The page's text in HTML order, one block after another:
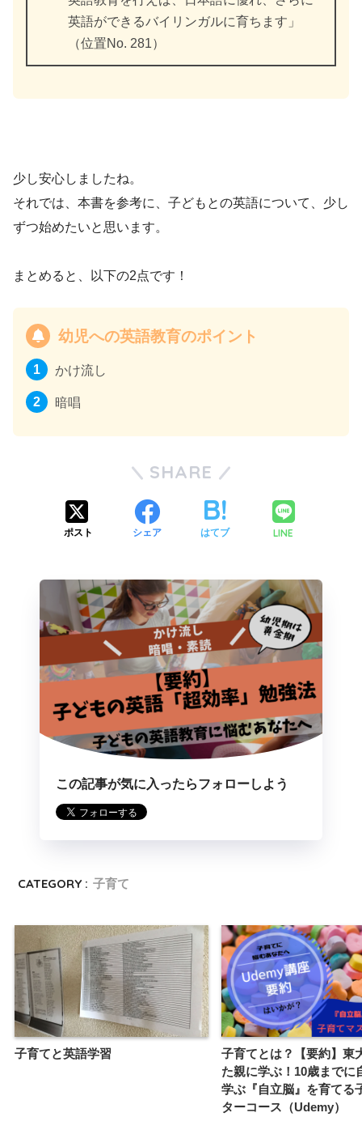
英語ができるバイリンガルに育ちます」
（位置No. 281）
少し安心しましたね。
それでは、本書を参考に、子どもとの英語について、少し
ずつ始めたいと思います。
まとめると、以下の2点です！
幼児への英語教育のポイント
かけ流し
暗唱
SHARE
ポスト シェア はてブ LINE
この記事が気に入ったらフォローしよう
CATEGORY : 子育て
子育てと英語学習
子育てとは？【要約】東
た親に学ぶ！10歳までに
学ぶ『自立脳』を育てる
ターコース（Udemy）